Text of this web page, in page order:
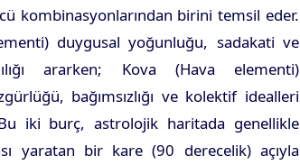
kombinasyonlarından birini temsil eder.
duygusal yoğunluğu, sadakati ve
ararken; Kova (Hava elementi)
bağımsızlığı ve kolektif idealleri
iki burç, astrolojik haritada genellikle
yaratan bir kare (90 derecelik) açıyla